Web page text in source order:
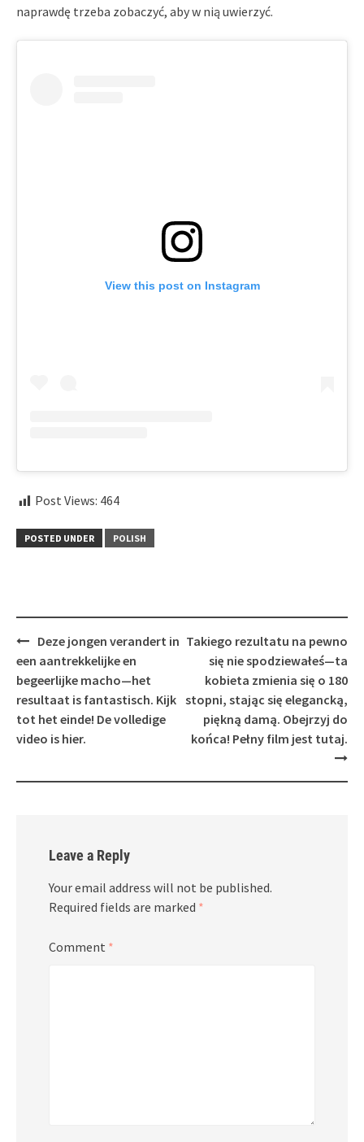
naprawdę trzeba zobaczyć, aby w nią uwierzyć.
View this post on Instagram
Post Views: 464
POSTED UNDER POLISH
Post
navigation
Deze jongen verandert in
een aantrekkelijke en
begeerlijke macho—het
resultaat is fantastisch. Kijk
tot het einde! De volledige
video is hier.
Takiego rezultatu na pewno
się nie spodziewałeś—ta
kobieta zmienia się o 180
stopni, stając się elegancką,
piękną damą. Obejrzyj do
końca! Pełny film jest tutaj.
Leave a Reply
Your email address will not be published.
Required fields are marked *
Comment *